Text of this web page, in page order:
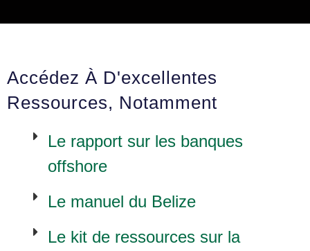
Accédez À D'excellentes
Ressources, Notamment
Le rapport sur les banques
offshore
Le manuel du Belize
Le kit de ressources sur la